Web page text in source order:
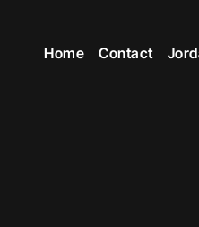
voor Stijlvolle en Functionele
Uitstraling op
Werkkleding in België
Werkkleding: Comfortabel
Home Contact